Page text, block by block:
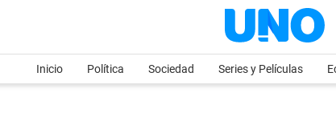
Inicio Política Sociedad Series y Películas